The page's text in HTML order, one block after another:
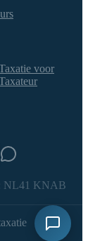
voor
NL41 KNAB